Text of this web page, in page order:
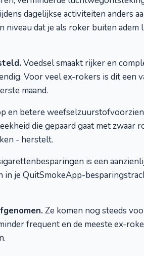
dagelijkse activiteiten anders
dat je als roker buiten adem
Voedsel smaakt rijker en
Voor veel ex-rokers is dit een
maand.
en betere
die gepaard gaat met zwaar
- herstelt.
is een
in je QuitSmokeApp-
Ze komen nog steeds
frequent en de meeste ex-